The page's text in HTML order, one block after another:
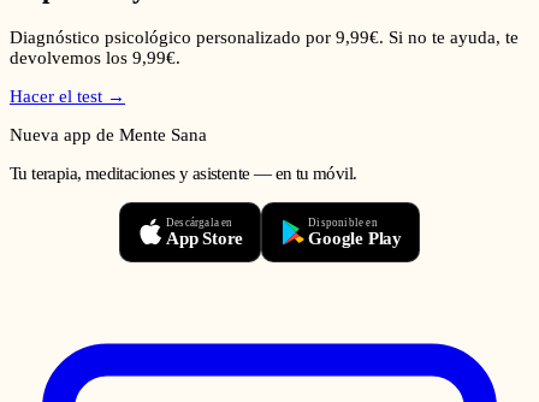
Diagnóstico psicológico personalizado por 9,99€. Si no te ayuda, te
devolvemos los 9,99€.
Hacer el test →
Nueva app de Mente Sana
Tu terapia, meditaciones y asistente — en tu móvil.
Descárgala en
App Store
Disponible en
Google Play